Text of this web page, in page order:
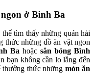
ở Bình Ba
tìm thấy những quán hải
thức những đồ ăn vặt ngon
Ba hoặc sân bóng Bình
bạn không cần lo lắng đến
thưởng thức những món ăn